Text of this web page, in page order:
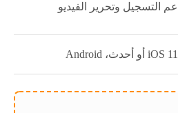
التسجيل وتحرير الفيديو
iOS 11 أو أحدث، Android